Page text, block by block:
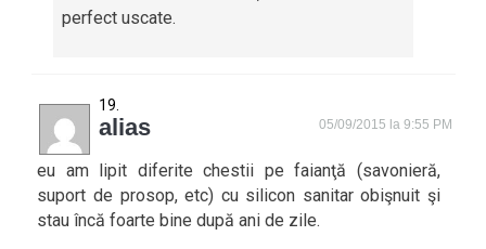
perfect uscate.
alias 05/09/2015 la 9:55 PM
eu am lipit diferite chestii pe faianţă (savonieră,
suport de prosop, etc) cu silicon sanitar obişnuit şi
stau încă foarte bine după ani de zile.